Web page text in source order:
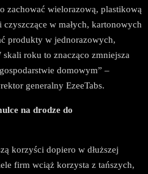
zachować wielorazową, plastikową
w małych, kartonowych
produkty w jednorazowych,
roku to znacząco zmniejsza
domowym” –
generalny EzeeTabs.
na drodze do
korzyści dopiero w dłuższej
firm wciąż korzysta z tańszych,